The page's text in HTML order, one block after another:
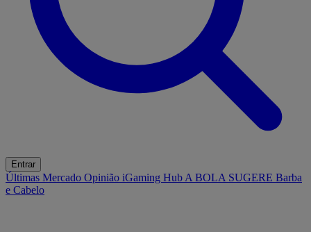
Entrar
Últimas Mercado Opinião iGaming Hub A BOLA SUGERE Barba
e Cabelo